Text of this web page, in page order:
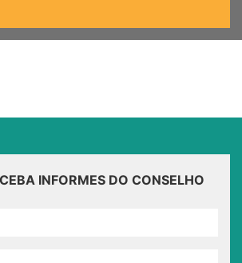
INFORMES DO CONSELHO